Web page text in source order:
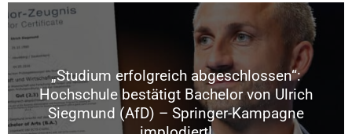
„Studium erfolgreich abgeschlossen“:
Hochschule bestätigt Bachelor von Ulrich
Siegmund (AfD) – Springer-Kampagne